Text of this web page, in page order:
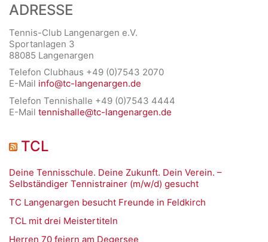
ADRESSE
Tennis-Club Langenargen e.V.
Sportanlagen 3
88085 Langenargen
Telefon Clubhaus +49 (0)7543 2070
E-Mail info@tc-langenargen.de
Telefon Tennishalle +49 (0)7543 4444
E-Mail tennishalle@tc-langenargen.de
TCL
Deine Tennisschule. Deine Zukunft. Dein Verein. –
Selbständiger Tennistrainer (m/w/d) gesucht
TC Langenargen besucht Freunde in Feldkirch
TCL mit drei Meistertiteln
Herren 70 feiern am Degersee